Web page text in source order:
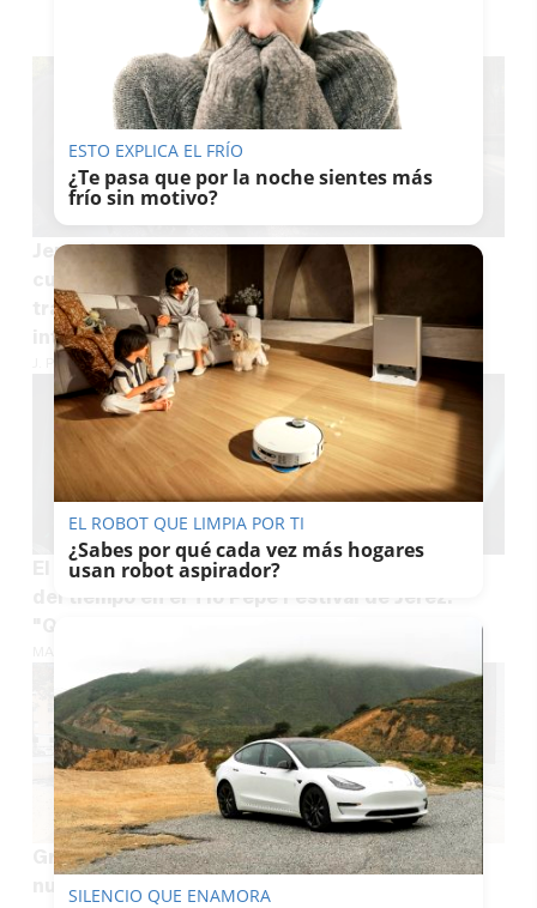
TE PUEDE INTERESAR
Jerez lanza cursos para aprender sobre el
cuidado de las personas ancianas con
trastornos degenerativos y las alergias e
intolerancias
J. P. LOZANO
El vozarrón de Mónica Naranjo desafía al paso
del tiempo en el Tío Pepe Festival de Jerez:
"Quien madura mucho se pudre"
Gran noticia para los vecinos de La Granja: el
nuevo aparcamiento tendrá el doble de
ESTO EXPLICA EL FRÍO
¿Te pasa que por la noche sientes más
frío sin motivo?
EL ROBOT QUE LIMPIA POR TI
¿Sabes por qué cada vez más hogares
usan robot aspirador?
SILENCIO QUE ENAMORA